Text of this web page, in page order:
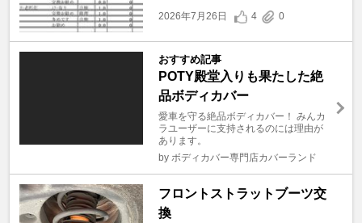
2026年7月26日
4 0
おすすめ記事
POTY殿堂入りも果たした絶
品ボディカバー
愛車を守る絶品ボディカバー！ みんカ
ラユーザーに支持されるのには理由が
あります。
by ボディカバー専門店カバーランド
フロントストラットブーツ交
換